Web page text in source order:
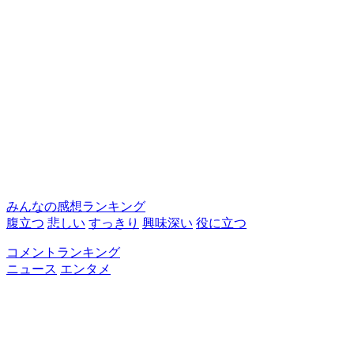
みんなの感想ランキング
腹立つ 悲しい すっきり 興味深い 役に立つ
コメントランキング
ニュース エンタメ